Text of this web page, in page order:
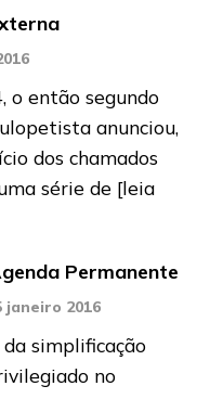
então segundo
anunciou,
dos chamados
série de [leia
Permanente
janeiro 2016
simplificação
no